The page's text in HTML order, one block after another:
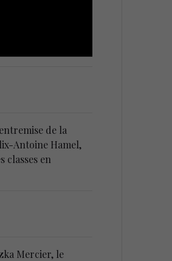
de la
Antoine Hamel,
classes en
Mercier, le